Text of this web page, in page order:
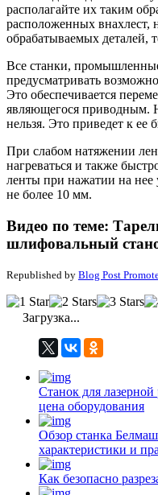
располагайте их таким
расположенных внахлест,
обрабатываемых деталей,
Все станки,
предусматривать
Это обеспечивается
являющегося приводным.
нельзя. Это приведет к ее
При слабом натяжении
нагреваться и также
ленты при нажатии на нее
не более 10 мм.
Видео по теме:
шлифовальный
Republished by Blog Post
Загрузка...
Станок для
цена оборудования
Обзор станка
характеристики и
Как безопасно